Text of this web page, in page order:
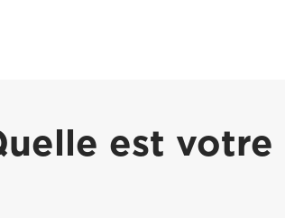
est votre